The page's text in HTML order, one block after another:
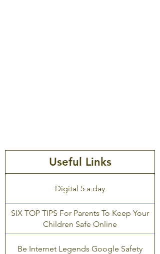
Useful Links
Digital 5 a day
SIX TOP TIPS For Parents To Keep Your
Children Safe Online
Be Internet Legends Google Safety